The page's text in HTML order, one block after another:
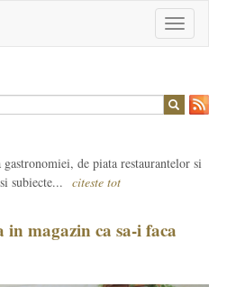
Toggle
navigation
de piata restaurantelor si
subiecte... citeste tot
magazin ca sa-i faca